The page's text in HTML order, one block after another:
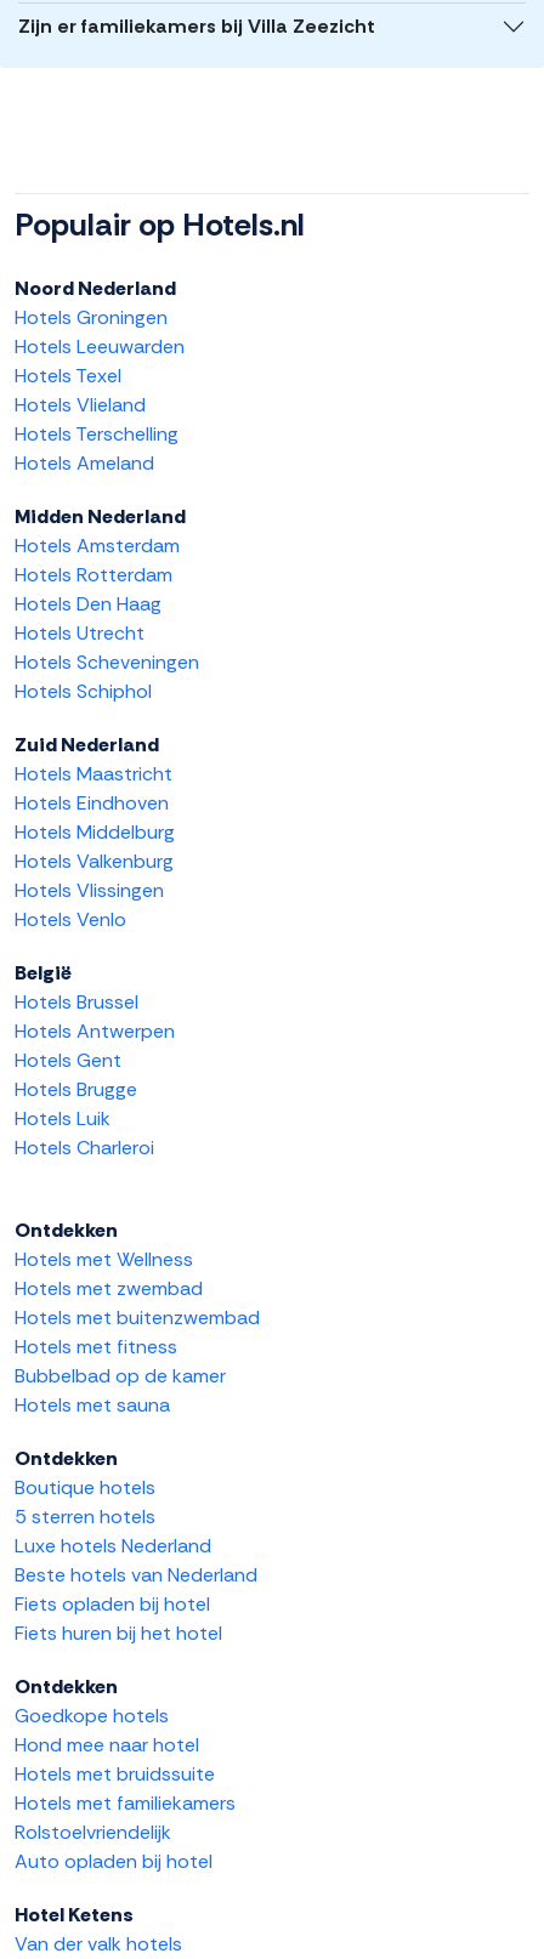
Zijn er familiekamers bij Villa Zeezicht
Populair op Hotels.nl
Noord Nederland
Hotels Groningen
Hotels Leeuwarden
Hotels Texel
Hotels Vlieland
Hotels Terschelling
Hotels Ameland
Midden Nederland
Hotels Amsterdam
Hotels Rotterdam
Hotels Den Haag
Hotels Utrecht
Hotels Scheveningen
Hotels Schiphol
Zuid Nederland
Hotels Maastricht
Hotels Eindhoven
Hotels Middelburg
Hotels Valkenburg
Hotels Vlissingen
Hotels Venlo
België
Hotels Brussel
Hotels Antwerpen
Hotels Gent
Hotels Brugge
Hotels Luik
Hotels Charleroi
Ontdekken
Hotels met Wellness
Hotels met zwembad
Hotels met buitenzwembad
Hotels met fitness
Bubbelbad op de kamer
Hotels met sauna
Ontdekken
Boutique hotels
5 sterren hotels
Luxe hotels Nederland
Beste hotels van Nederland
Fiets opladen bij hotel
Fiets huren bij het hotel
Ontdekken
Goedkope hotels
Hond mee naar hotel
Hotels met bruidssuite
Hotels met familiekamers
Rolstoelvriendelijk
Auto opladen bij hotel
Hotel Ketens
Van der valk hotels